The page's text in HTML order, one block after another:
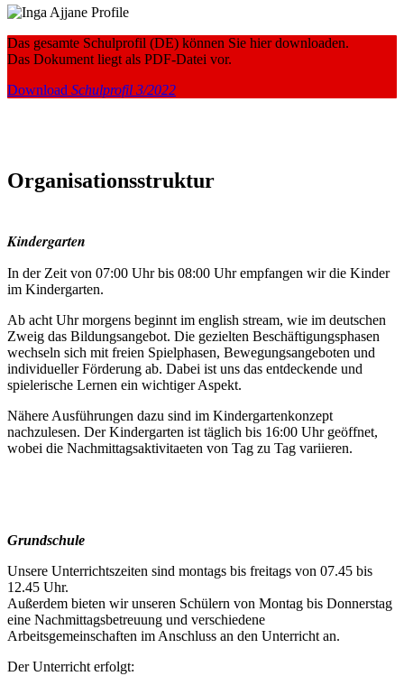
Das gesamte Schulprofil (DE) können Sie hier downloaden.
Das Dokument liegt als PDF-Datei vor.
Download Schulprofil 3/2022
Organisationsstruktur
Kindergarten
In der Zeit von 07:00 Uhr bis 08:00 Uhr empfangen wir die Kinder
im Kindergarten.
Ab acht Uhr morgens beginnt im english stream, wie im deutschen
Zweig das Bildungsangebot. Die gezielten Beschäftigungsphasen
wechseln sich mit freien Spielphasen, Bewegungsangeboten und
individueller Förderung ab. Dabei ist uns das entdeckende und
spielerische Lernen ein wichtiger Aspekt.
Nähere Ausführungen dazu sind im Kindergartenkonzept
nachzulesen. Der Kindergarten ist täglich bis 16:00 Uhr geöffnet,
wobei die Nachmittagsaktivitaeten von Tag zu Tag variieren.
Grundschule
Unsere Unterrichtszeiten sind montags bis freitags von 07.45 bis
12.45 Uhr.
Außerdem bieten wir unseren Schülern von Montag bis Donnerstag
eine Nachmittagsbetreuung und verschiedene
Arbeitsgemeinschaften im Anschluss an den Unterricht an.
Der Unterricht erfolgt: